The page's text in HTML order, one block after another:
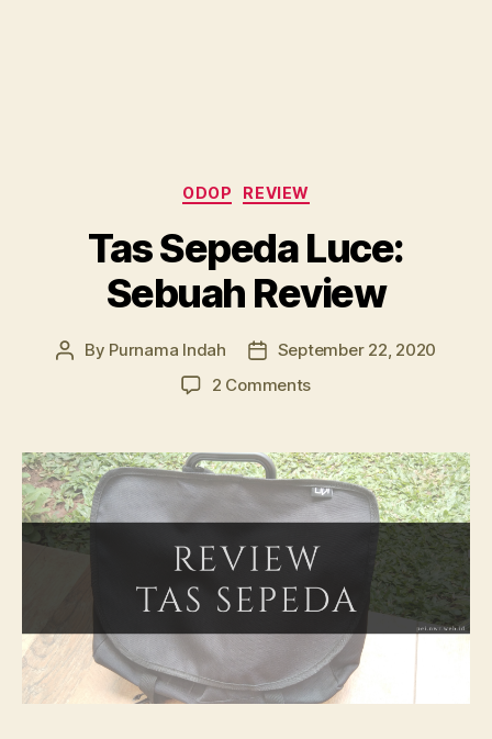
Categories
ODOP REVIEW
Tas Sepeda Luce:
Sebuah Review
Post
By Purnama Indah
PostSeptember 22, 2020
2 Commentson
Luce:
Sebuah
Review